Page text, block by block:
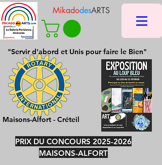
MikadodesARTS
"Servir d'abord et Unis pour faire le Bien"
Maisons-Alfort - Créteil
PRIX DU CONCOURS 2025-2026
MAISONS-ALFORT